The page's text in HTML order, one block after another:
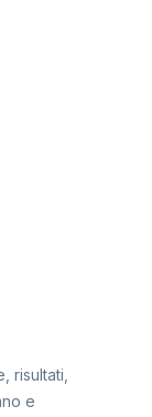
risultati,
e